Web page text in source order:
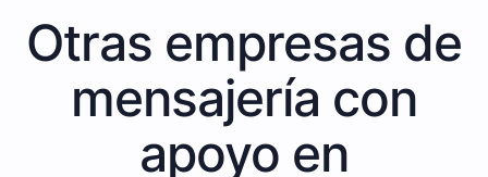
Otras empresas de
mensajería con
apoyo en